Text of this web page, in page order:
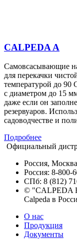
CALPEDA A
Самовсасывающие
для перекачки
температурой до
с диаметром до 15
даже если он
резервуаров.
садоводчестве и
Подробнее
Официальный
Россия,
Россия: 8-800-
СПб: 8 (812)
© "CALPEDA
Calpeda в
О нас
Продукция
Документы